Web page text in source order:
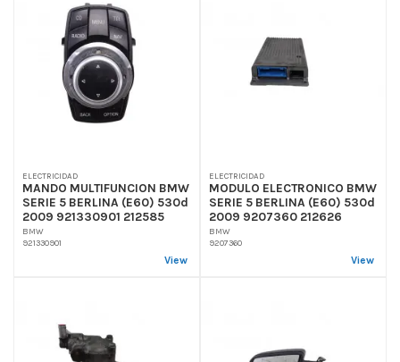
ELECTRICIDAD
MANDO MULTIFUNCION BMW
SERIE 5 BERLINA (E60) 530d
2009 921330901 212585
BMW
921330901
View
ELECTRICIDAD
MODULO ELECTRONICO BMW
SERIE 5 BERLINA (E60) 530d
2009 9207360 212626
BMW
9207360
View